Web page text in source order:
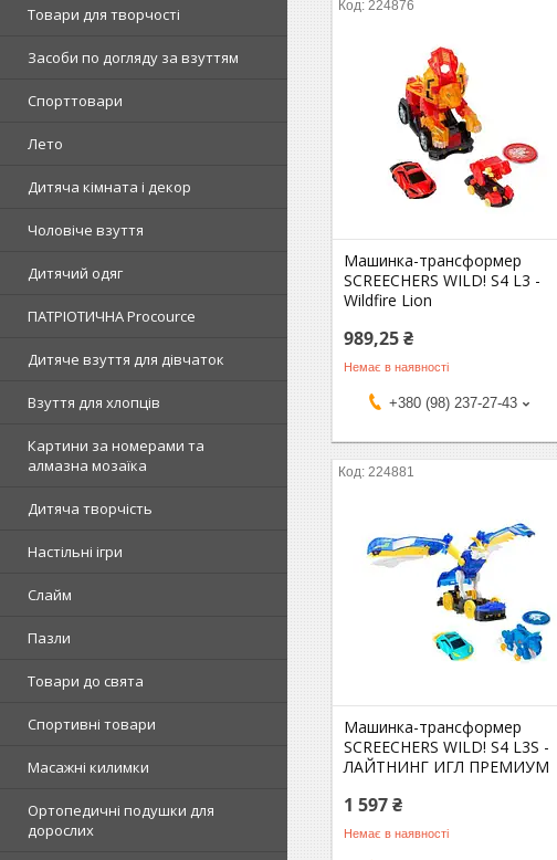
Товари для творчості
Засоби по догляду за взуттям
Спорттовари
Лето
Дитяча кімната і декор
Чоловіче взуття
Дитячий одяг
ПАТРІОТИЧНА Procource
Дитяче взуття для дівчаток
Взуття для хлопців
Картини за номерами та
алмазна мозаїка
Дитяча творчість
Настільні ігри
Слайм
Пазли
Товари до свята
Спортивні товари
Масажні килимки
Ортопедичні подушки для
дорослих
224876
Машинка-трансформер
SCREECHERS WILD! S4 L3 -
Wildfire Lion
989,25 ₴
Немає в наявності
+380 (98) 237-27-43
224881
Машинка-трансформер
SCREECHERS WILD! S4 L3S -
ЛАЙТНИНГ ИГЛ ПРЕМИУМ
1 597 ₴
Немає в наявності